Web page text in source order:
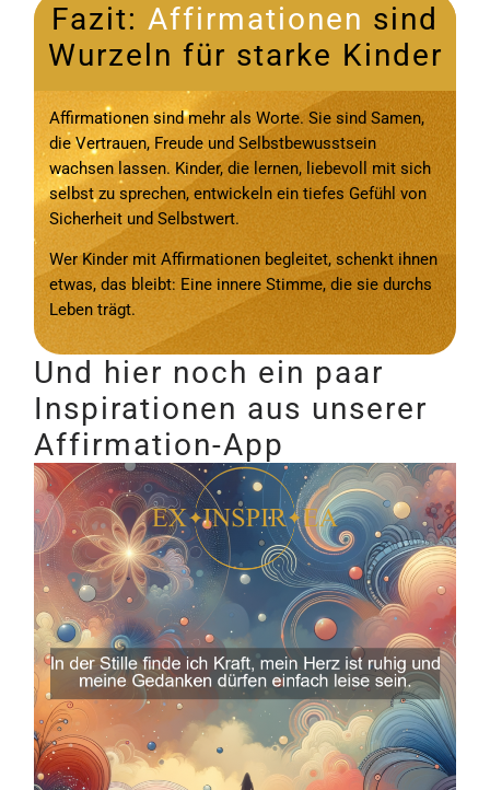
Fazit: Affirmationen sind
Wurzeln für starke Kinder
Affirmationen sind mehr als Worte. Sie sind Samen,
die Vertrauen, Freude und Selbstbewusstsein
wachsen lassen. Kinder, die lernen, liebevoll mit sich
selbst zu sprechen, entwickeln ein tiefes Gefühl von
Sicherheit und Selbstwert.
Wer Kinder mit Affirmationen begleitet, schenkt ihnen
etwas, das bleibt: Eine innere Stimme, die sie durchs
Leben trägt.
Und hier noch ein paar
Inspirationen aus unserer
Affirmation-App